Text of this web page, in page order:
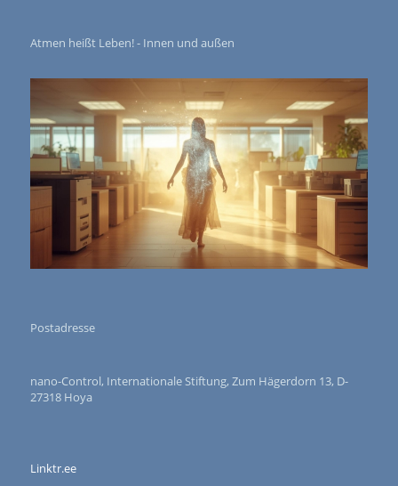
Atmen heißt Leben! - Innen und außen
Postadresse
nano-Control, Internationale Stiftung, Zum Hägerdorn 13, D-
27318 Hoya
Linktr.ee